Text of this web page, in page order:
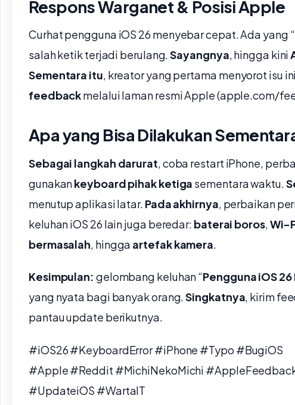
Respons Warganet & Posisi Apple
Curhat pengguna iOS 26 menyebar cepat. Ada
salah ketik terjadi berulang.Sayangnya, hingga kini
Sementara itu, kreator yang pertama menyorot isu
feedbackmelalui laman resmi Apple (apple.com/
Apa yang Bisa Dilakukan
Sebagai langkah darurat, coba restart iPhone,
gunakankeyboard pihak ketiga sementara waktu.
menutup aplikasi latar. Pada akhirnya, perbaikan
keluhan iOS 26 lain juga beredar: baterai boros,Wi-
bermasalah, hingga artefak kamera.
Kesimpulan: gelombang keluhan “Pengguna iOS
yang nyata bagi banyak orang.Singkatnya, kirim
pantau update berikutnya.
#iOS26 #KeyboardError #iPhone #Typo #BugiOS
#Apple #Reddit #MichiNekoMichi
#UpdateiOS #WartaIT